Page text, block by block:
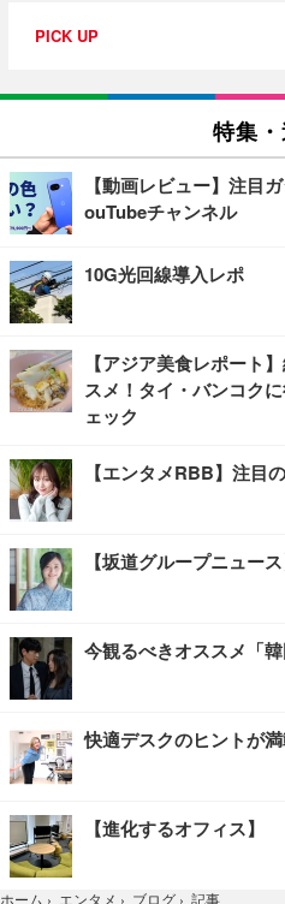
PICK UP
特集・
【動画レビュー】注目
ouTubeチャンネル
10G光回線導入レポ
【アジア美食レポート
スメ！タイ・バンコク
ェック
【エンタメRBB】注目
【坂道グループニュー
今観るべきオススメ「韓
快適デスクのヒントが
【進化するオフィス】
ホーム › エンタメ › ブログ › 記事